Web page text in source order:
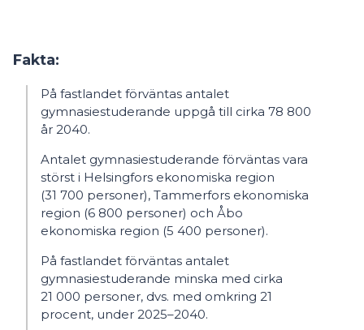
Fakta:
På fastlandet förväntas antalet
gymnasiestuderande uppgå till cirka 78 800
år 2040.
Antalet gymnasiestuderande förväntas vara
störst i Helsingfors ekonomiska region
(31 700 personer), Tammerfors ekonomiska
region (6 800 personer) och Åbo
ekonomiska region (5 400 personer).
På fastlandet förväntas antalet
gymnasiestuderande minska med cirka
21 000 personer, dvs. med omkring 21
procent, under 2025–2040.